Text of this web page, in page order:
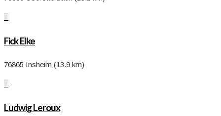

Fick Elke
76865 Insheim (13.9 km)

Ludwig Leroux